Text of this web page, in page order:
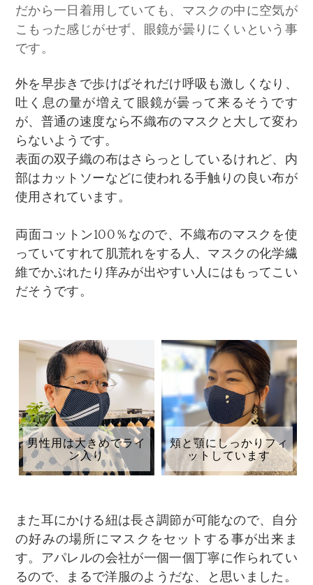
だから一日着用していても、マスクの中に空気が
こもった感じがせず、眼鏡が曇りにくいという事
です。
外を早歩きで歩けばそれだけ呼吸も激しくなり、
吐く息の量が増えて眼鏡が曇って来るそうです
が、普通の速度なら不織布のマスクと大して変わ
らないようです。
表面の双子織の布はさらっとしているけれど、内
部はカットソーなどに使われる手触りの良い布が
使用されています。
両面コットン100％なので、不織布のマスクを使
っていてすれて肌荒れをする人、マスクの化学繊
維でかぶれたり痒みが出やすい人にはもってこい
だそうです。
男性用は大きめでライ
ン入り
頬と顎にしっかりフィ
ットしています
​また耳にかける紐は長さ調節が可能なので、自分
の好みの場所にマスクをセットする事が出来ま
す。 アパレルの会社が一個一個丁寧に作られてい
るので、まるで洋服のようだな、と思いました。